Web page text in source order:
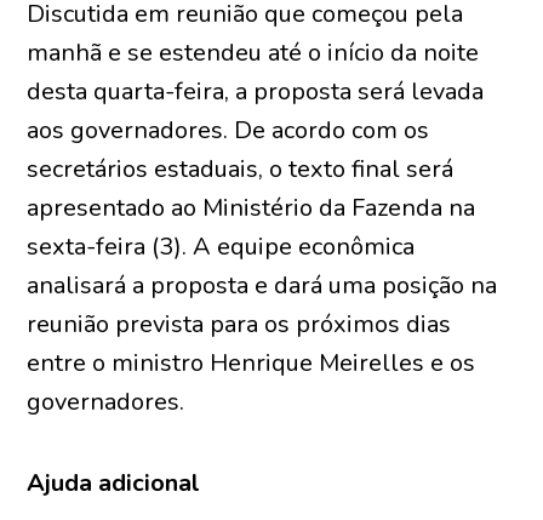
Discutida em reunião que começou pela
manhã e se estendeu até o início da noite
desta quarta-feira, a proposta será levada
aos governadores. De acordo com os
secretários estaduais, o texto final será
apresentado ao Ministério da Fazenda na
sexta-feira (3). A equipe econômica
analisará a proposta e dará uma posição na
reunião prevista para os próximos dias
entre o ministro Henrique Meirelles e os
governadores.
Ajuda adicional